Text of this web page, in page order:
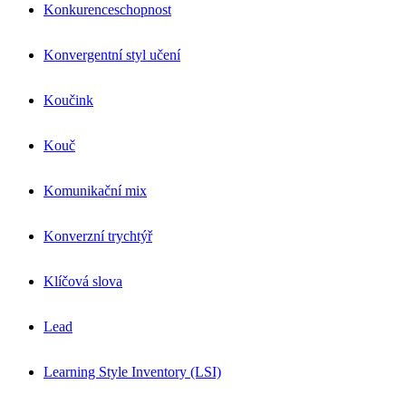
Konkurenceschopnost
Konvergentní styl učení
Koučink
Kouč
Komunikační mix
Konverzní trychtýř
Klíčová slova
Lead
Learning Style Inventory (LSI)